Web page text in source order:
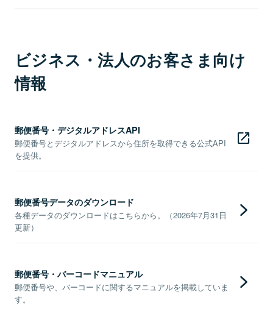
ビジネス・法人のお客さま向け
情報
郵便番号・デジタルアドレスAPI
郵便番号とデジタルアドレスから住所を取得できる公式API
を提供。
郵便番号データのダウンロード
各種データのダウンロードはこちらから。（2026年7月31日
更新）
郵便番号・バーコードマニュアル
郵便番号や、バーコードに関するマニュアルを掲載していま
す。